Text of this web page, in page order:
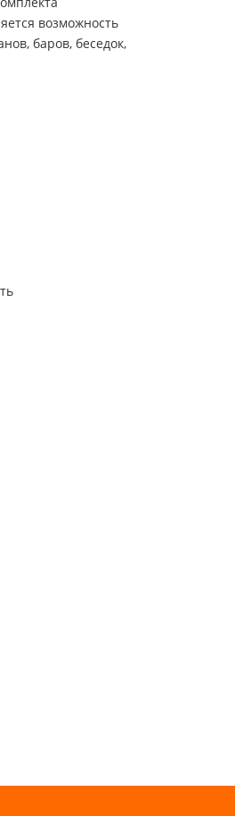
возможность
баров, беседок,